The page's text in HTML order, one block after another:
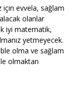
evvela, sağlam
olanlar
iyi matematik,
yetmeyecek.
olma ve sağlam
olmaktan